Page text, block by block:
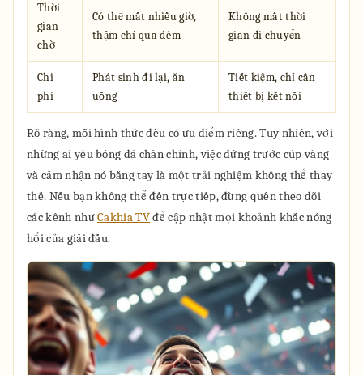
Thời
gian
chờ
Có thể mất nhiều giờ,
thậm chí qua đêm
Không mất thời
gian di chuyển
Chi
phí
Phát sinh đi lại, ăn
uống
Tiết kiệm, chỉ cần
thiết bị kết nối
Rõ ràng, mỗi hình thức đều có ưu điểm riêng. Tuy nhiên, với
những ai yêu bóng đá chân chính, việc đứng trước cúp vàng
và cảm nhận nó bằng tay là một trải nghiệm không thể thay
thế. Nếu bạn không thể đến trực tiếp, đừng quên theo dõi
các kênh nhưCakhia TVđể cập nhật mọi khoảnh khắc nóng
hổi của giải đấu.